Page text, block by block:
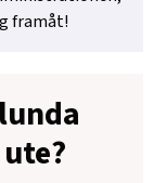
framåt!